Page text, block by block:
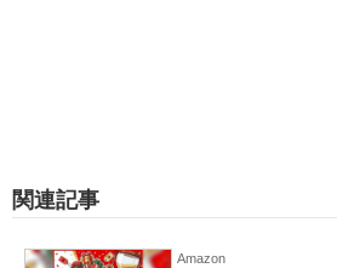
関連記事
Amazon